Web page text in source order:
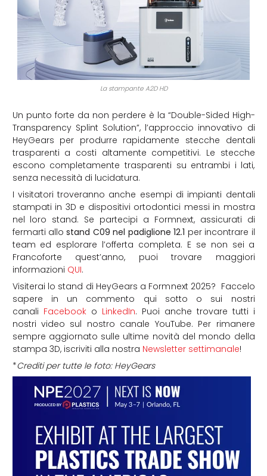
La stampante A2D HD
Un punto forte da non perdere è la “Double-Sided High-
Transparency Splint Solution”, l’approccio innovativo di
HeyGears per produrre rapidamente stecche dentali
trasparenti a costi altamente competitivi. Le stecche
escono completamente trasparenti su entrambi i lati,
senza necessità di lucidatura.
I visitatori troveranno anche esempi di impianti dentali
stampati in 3D e dispositivi ortodontici messi in mostra
nel loro stand. Se partecipi a Formnext, assicurati di
fermarti allostand C09 nel padiglione 12.1 per incontrare il
team ed esplorare l’offerta completa. E se non sei a
Francoforte quest’anno, puoi trovare maggiori
informazioni QUI.
Visiterai lo stand di HeyGears a Formnext 2025? Faccelo
sapere in un commento qui sotto o sui nostri
canali Facebooko LinkedIn. Puoi anche trovare tutti i
nostri video sul nostro canale YouTube. Per rimanere
sempre aggiornato sulle ultime novità del mondo della
stampa 3D, iscriviti alla nostra Newsletter settimanale!
*Crediti per tutte le foto: HeyGears